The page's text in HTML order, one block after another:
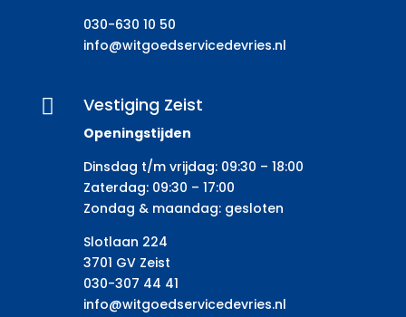
030-630 10 50
info@witgoedservicedevries.nl
 Vestiging Zeist
Openingstijden
Dinsdag t/m vrijdag: 09:30 – 18:00
Zaterdag: 09:30 – 17:00
Zondag & maandag: gesloten
Slotlaan 224
3701 GV Zeist
030-307 44 41
info@witgoedservicedevries.nl